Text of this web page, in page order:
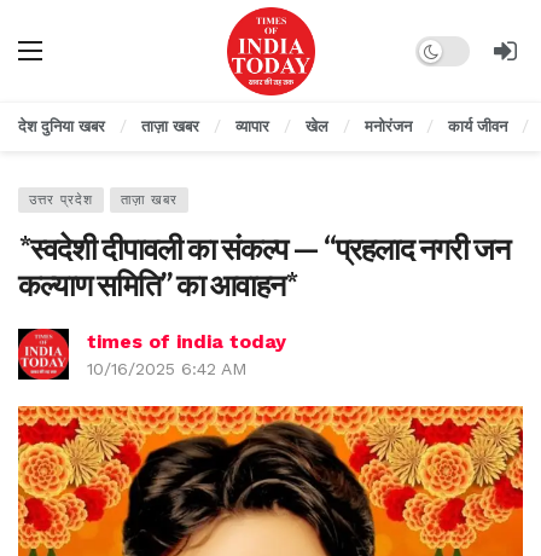
Dark mode
देश दुनिया खबर ताज़ा खबर व्यापार खेल मनोरंजन कार्य जीवन
उत्तर प्रदेश ताज़ा खबर
*स्वदेशी दीपावली का संकल्प — “प्रहलाद नगरी जन
कल्याण समिति” का आवाहन*
times of india today
10/16/2025 6:42 AM